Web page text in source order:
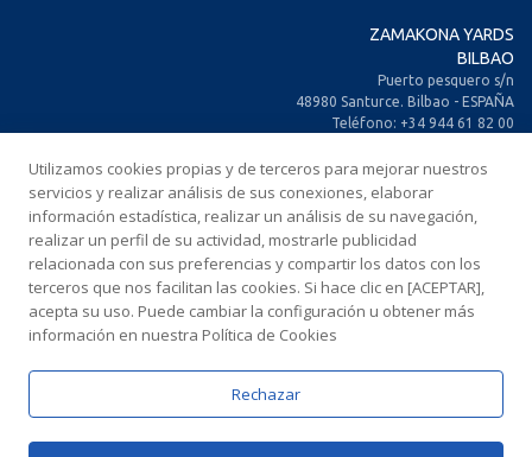
ZAMAKONA YARDS
BILBAO
Puerto pesquero s/n
48980 Santurce. Bilbao - ESPAÑA
Teléfono: +34 944 61 82 00
Fax: +34 944 61 25 80
E-mail: zamakona@zamakona.com
ZAMAKONA YARDS
ISLAS CANARIAS
CIA. Trasatlántica Española, s/n.
Dársena Exterior. Puerto de Las Palmas.
ESPAÑA
Fax: +34 928 461 233
Utilizamos cookies propias y de terceros para mejorar nuestros
servicios y realizar análisis de sus conexiones, elaborar
información estadística, realizar un análisis de su navegación,
realizar un perfil de su actividad, mostrarle publicidad
relacionada con sus preferencias y compartir los datos con los
terceros que nos facilitan las cookies. Si hace clic en [ACEPTAR],
acepta su uso. Puede cambiar la configuración u obtener más
información en nuestra Política de Cookies
Rechazar